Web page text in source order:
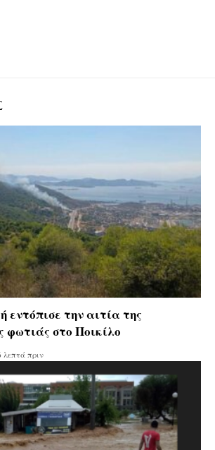
εντόπισε την αιτία της
φωτιάς στο Ποικίλο
λεπτά πριν